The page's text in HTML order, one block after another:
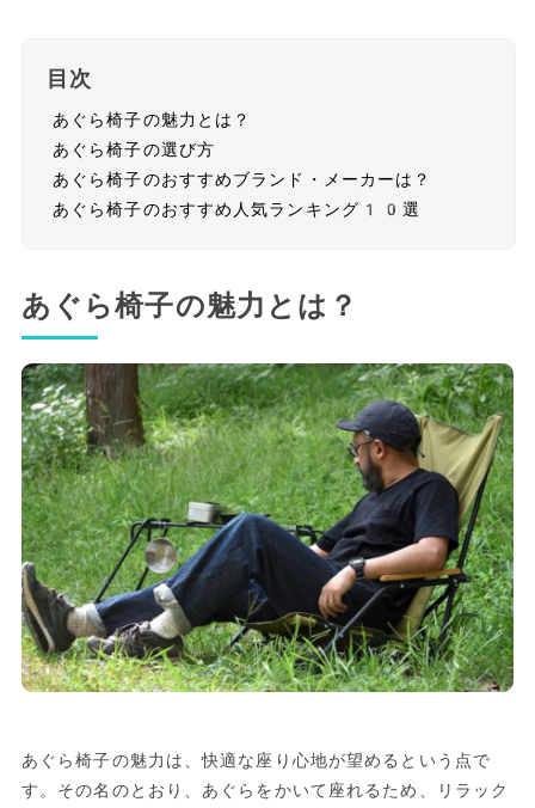
目次
あぐら椅子の魅力とは？
あぐら椅子の選び方
あぐら椅子のおすすめブランド・メーカーは？
あぐら椅子のおすすめ人気ランキング10選
あぐら椅子の魅力とは？
あぐら椅子の魅力は、快適な座り心地が望めるという点で
す。その名のとおり、あぐらをかいて座れるため、リラック